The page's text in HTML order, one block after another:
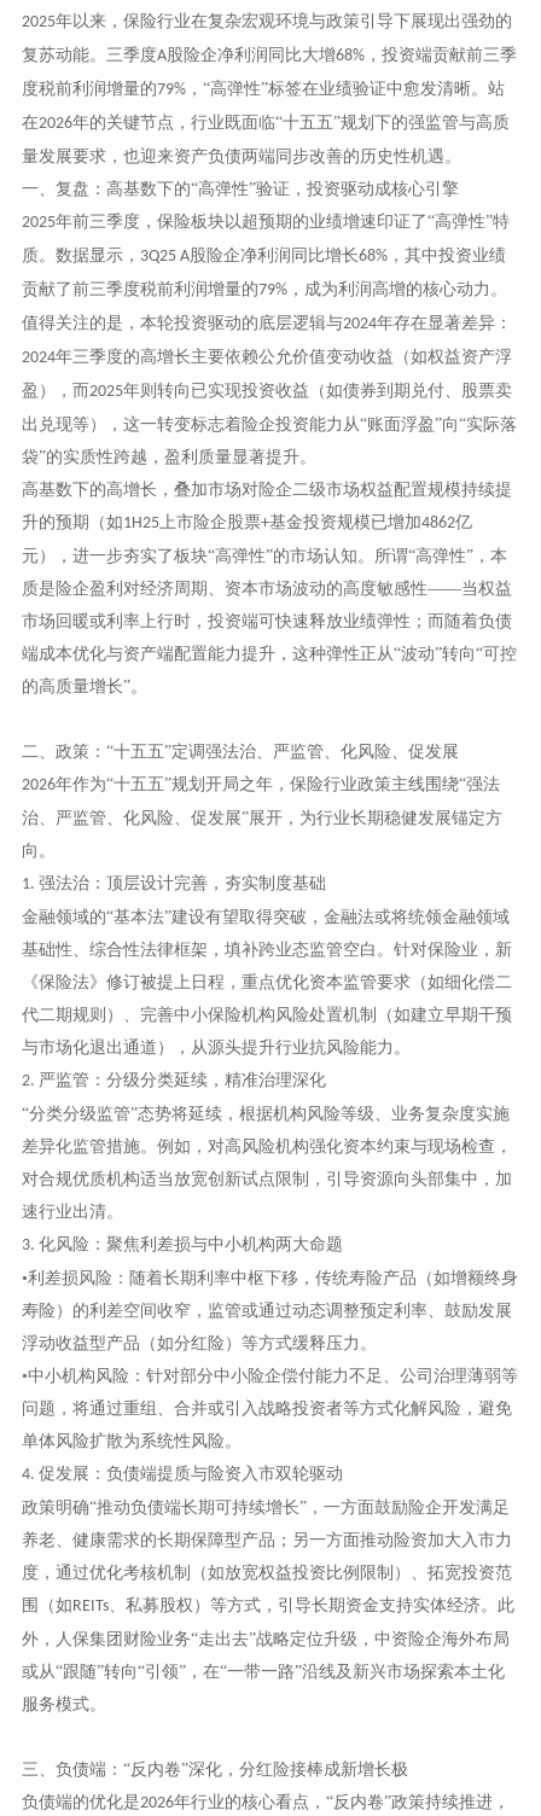
2025年以来，保险行业在复杂宏观环境与政策引导下展现出强劲的
复苏动能。三季度A股险企净利润同比大增68%，投资端贡献前三季
度税前利润增量的79%，“高弹性”标签在业绩验证中愈发清晰。站
在2026年的关键节点，行业既面临“十五五”规划下的强监管与高质
量发展要求，也迎来资产负债两端同步改善的历史性机遇。
一、复盘：高基数下的“高弹性”验证，投资驱动成核心引擎
2025年前三季度，保险板块以超预期的业绩增速印证了“高弹性”特
质。数据显示， 3Q25 A股险企净利润同比增长68%，其中投资业绩
贡献了前三季度税前利润增量的79%，成为利润高增的核心动力。
值得关注的是，本轮投资驱动的底层逻辑与2024年存在显著差异：
2024年三季度的高增长主要依赖公允价值变动收益（如权益资产浮
盈），而2025年则转向已实现投资收益（如债券到期兑付、股票卖
出兑现等），这一转变标志着险企投资能力从“账面浮盈”向“实际落
袋”的实质性跨越，盈利质量显著提升。
高基数下的高增长，叠加市场对险企二级市场权益配置规模持续提
升的预期（如1H25上市险企股票+基金投资规模已增加4862亿
元），进一步夯实了板块“高弹性”的市场认知。所谓“高弹性”，本
质是险企盈利对经济周期、资本市场波动的高度敏感性——当权益
市场回暖或利率上行时，投资端可快速释放业绩弹性；而随着负债
端成本优化与资产端配置能力提升，这种弹性正从“波动”转向“可控
的高质量增长”。
二、政策： “十五五”定调强法治、严监管、化风险、促发展
2026年作为“十五五”规划开局之年，保险行业政策主线围绕“强法
治、严监管、化风险、促发展”展开，为行业长期稳健发展锚定方
向。
1. 强法治：顶层设计完善，夯实制度基础
金融领域的“基本法”建设有望取得突破，金融法或将统领金融领域
基础性、综合性法律框架，填补跨业态监管空白。针对保险业，新
《保险法》修订被提上日程，重点优化资本监管要求（如细化偿二
代二期规则）、完善中小保险机构风险处置机制（如建立早期干预
与市场化退出通道），从源头提升行业抗风险能力。
2. 严监管：分级分类延续，精准治理深化
“分类分级监管”态势将延续，根据机构风险等级、业务复杂度实施
差异化监管措施。例如，对高风险机构强化资本约束与现场检查，
对合规优质机构适当放宽创新试点限制，引导资源向头部集中，加
速行业出清。
3. 化风险：聚焦利差损与中小机构两大命题
•利差损风险：随着长期利率中枢下移，传统寿险产品（如增额终身
寿险）的利差空间收窄，监管或通过动态调整预定利率、鼓励发展
浮动收益型产品（如分红险）等方式缓释压力。
•中小机构风险：针对部分中小险企偿付能力不足、公司治理薄弱等
问题，将通过重组、合并或引入战略投资者等方式化解风险，避免
单体风险扩散为系统性风险。
4. 促发展：负债端提质与险资入市双轮驱动
政策明确“推动负债端长期可持续增长”，一方面鼓励险企开发满足
养老、健康需求的长期保障型产品；另一方面推动险资加大入市力
度，通过优化考核机制（如放宽权益投资比例限制）、拓宽投资范
围（如REITs、私募股权）等方式，引导长期资金支持实体经济。此
外，人保集团财险业务“走出去”战略定位升级，中资险企海外布局
或从“跟随”转向“引领”，在“一带一路”沿线及新兴市场探索本土化
服务模式。
三、负债端： “反内卷”深化，分红险接棒成新增长极
负债端的优化是2026年行业的核心看点，“反内卷”政策持续推进，